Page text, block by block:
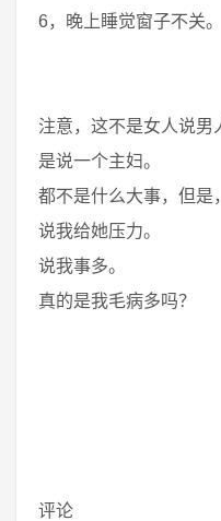
6，晚上睡觉窗子不关。
注意，这不是女人说男
是说一个主妇。
都不是什么大事，但是
说我给她压力。
说我事多。
真的是我毛病多吗？
评论